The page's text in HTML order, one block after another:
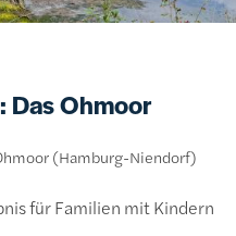
Das Ohmoor
(Hamburg-Niendorf)
für Familien mit Kindern